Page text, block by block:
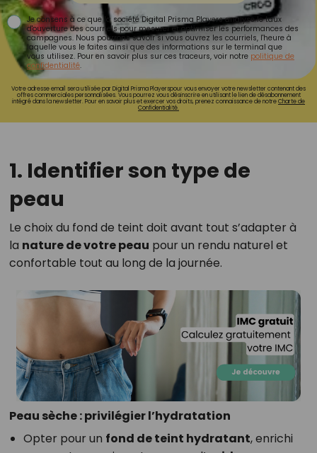
Je consens à ce que la société Digital Prisma Players analyse le taux
d'ouverture des courriels pour mesurer et optimiser les performances des
campagnes. Nous pourrons savoir si vous ouvrez les courriels, l'heure à
laquelle vous le faites ainsi que des informations sur le terminal que
vous utilisez. Pour en savoir plus sur ces traceurs, voir notre politique de
confidentialité.
Votre adresse email sera utilisée par Digital Prisma Playerspour vous envoyer votre newsletter contenant des
offres commerciales personnalisées. Vous pourrez vous désinscrire en utilisant le lien de désabonnement
intégré dans la newsletter. Pour en savoir plus et exercer vos droits, prenez connaissance de notreCharte de
Confidentialité.
1. Identifier son type de
peau
Le choix du fond de teint doit avant tout s’adapter à
la nature de votre peau pour un rendu naturel et
confortable tout au long de la journée.
Peau sèche : privilégier l’hydratation
Opter pour un fond de teint hydratant, enrichi